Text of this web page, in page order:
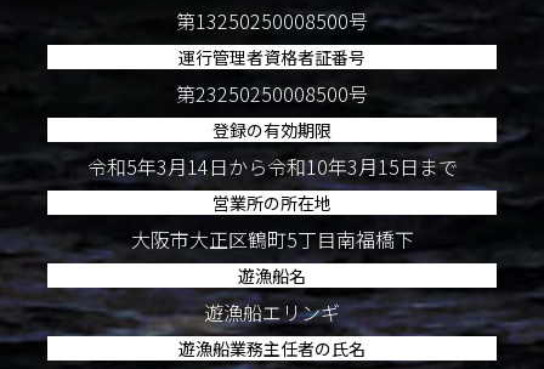
第13250250008500号
運行管理者資格者証番号
第23250250008500号
登録の有効期限
令和5年3月14日から令和10年3月15日まで
営業所の所在地
大阪市大正区鶴町5丁目南福橋下
遊漁船名
遊漁船エリンギ
遊漁船業務主任者の氏名